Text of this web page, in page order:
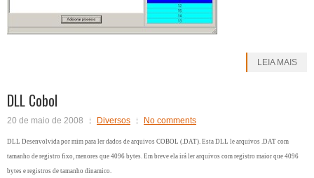
LEIA MAIS
DLL Cobol
20 de maio de 2008 Diversos No comments
DLL Desenvolvida por mim para ler dados de arquivos COBOL (.DAT). Esta DLL le arquivos .DAT com
tamanho de registro fixo, menores que 4096 bytes. Em breve ela irá ler arquivos com registro maior que 4096
bytes e registros de tamanho dinamico.